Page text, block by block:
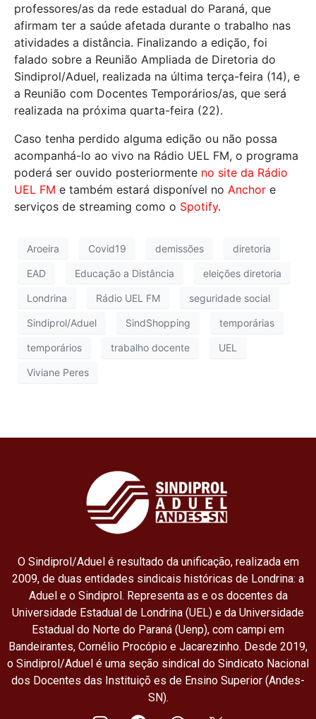
professores/as da rede estadual do Paraná, que
afirmam ter a saúde afetada durante o trabalho nas
atividades a distância. Finalizando a edição, foi
falado sobre a Reunião Ampliada de Diretoria do
Sindiprol/Aduel, realizada na última terça-feira (14), e
a Reunião com Docentes Temporários/as, que será
realizada na próxima quarta-feira (22).
Caso tenha perdido alguma edição ou não possa
acompanhá-lo ao vivo na Rádio UEL FM, o programa
poderá ser ouvido posteriormente no site da Rádio
UEL FM e também estará disponível no Anchor e
serviços de streaming como o Spotify.
Aroeira Covid19 demissões diretoria
EAD Educação a Distância eleições diretoria
Londrina Rádio UEL FM seguridade social
Sindiprol/Aduel SindShopping temporárias
temporários trabalho docente UEL
Viviane Peres
O Sindiprol/Aduel é resultado da unificação, realizada em
2009, de duas entidades sindicais históricas de Londrina: a
Aduel e o Sindiprol. Representa as e os docentes da
Universidade Estadual de Londrina (UEL) e da Universidade
Estadual do Norte do Paraná (Uenp), com campi em
Bandeirantes, Cornélio Procópio e Jacarezinho. Desde 2019,
o Sindiprol/Aduel é uma seção sindical do Sindicato Nacional
dos Docentes das Instituiçõ es de Ensino Superior (Andes-
SN).